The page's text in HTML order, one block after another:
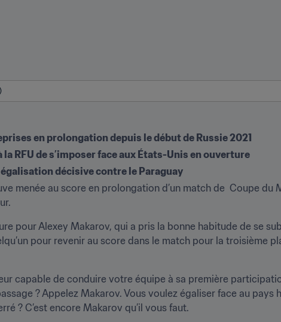
en prolongation depuis le début de Russie 2021
RFU de s’imposer face aux États-Unis en ouverture
décisive contre le Paraguay
menée au score en prolongation d’un match de  Coupe du
pour Alexey Makarov, qui a pris la bonne habitude de se
pour revenir au score dans le match pour la troisième
capable de conduire votre équipe à sa première
? Appelez Makarov. Vous voulez égaliser face au pays
? C’est encore Makarov qu’il vous faut.